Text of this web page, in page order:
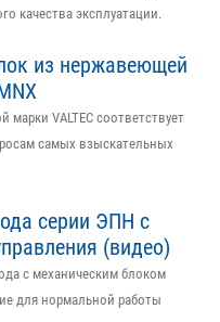
качества эксплуатации.
из нержавеющей
VALTEC соответствует
самых взыскательных
серии ЭПН с
(видео)
с механическим блоком
для нормальной работы